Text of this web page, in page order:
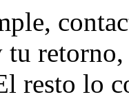
resto lo